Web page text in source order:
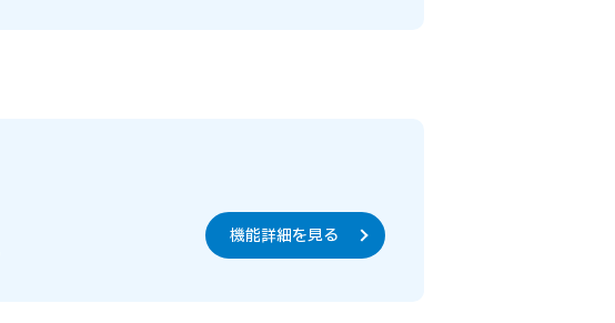
機能詳細を見る